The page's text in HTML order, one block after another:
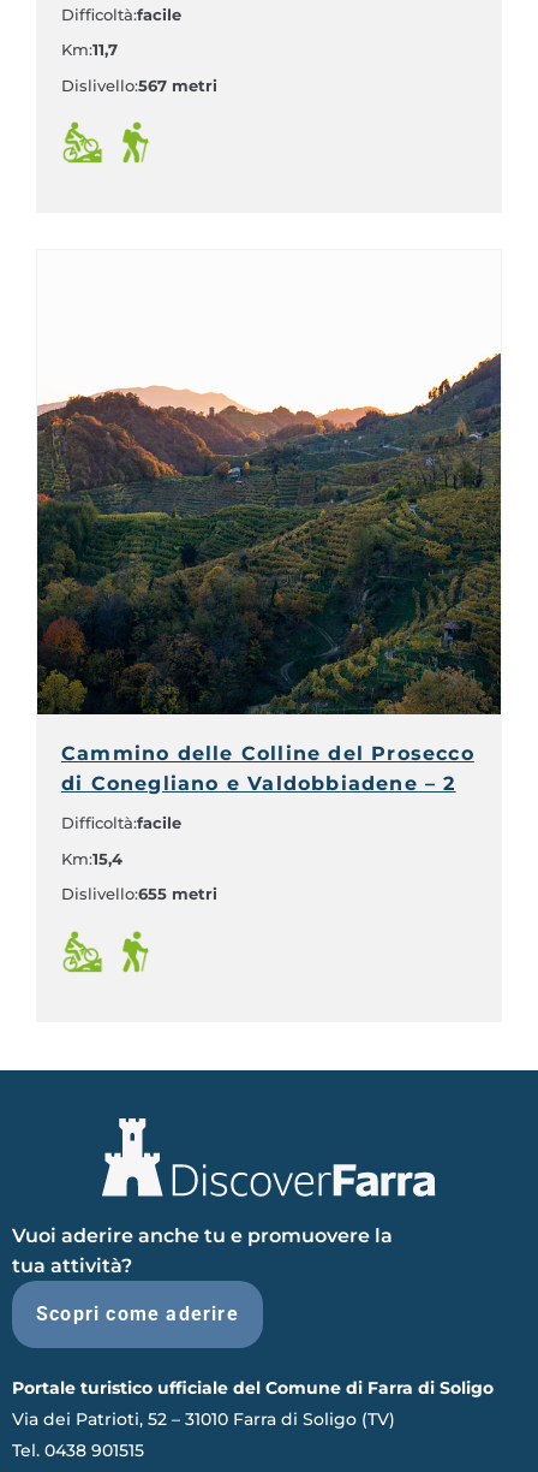
Difficoltà:facile
Km:11,7
Dislivello:567 metri
Cammino delle Colline del Prosecco
di Conegliano e Valdobbiadene – 2
Difficoltà:facile
Km:15,4
Dislivello:655 metri
Vuoi aderire anche tu e promuovere la
tua attività?
Scopri come aderire
Portale turistico ufficiale del Comune di Farra di Soligo
Via dei Patrioti, 52 – 31010 Farra di Soligo (TV)
Tel. 0438 901515